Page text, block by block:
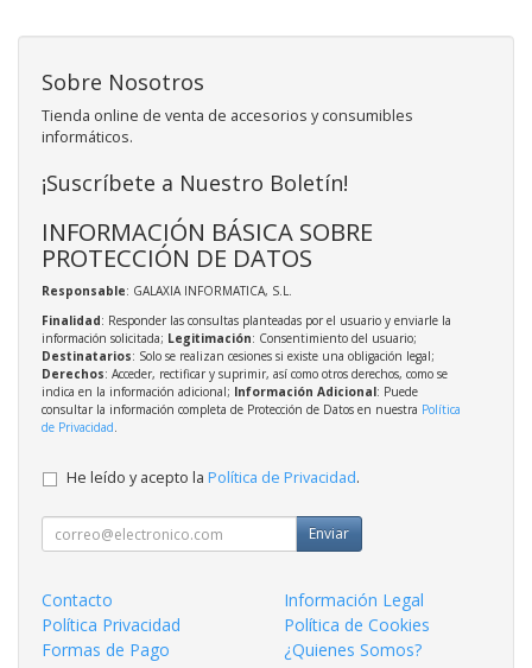
Sobre Nosotros
Tienda online de venta de accesorios y consumibles
informáticos.
¡Suscríbete a Nuestro Boletín!
INFORMACIÓN BÁSICA SOBRE
PROTECCIÓN DE DATOS
Responsable: GALAXIA INFORMATICA, S.L.
Finalidad: Responder las consultas planteadas por el usuario y enviarle la
información solicitada; Legitimación: Consentimiento del usuario;
Destinatarios: Solo se realizan cesiones si existe una obligación legal;
Derechos: Acceder, rectificar y suprimir, así como otros derechos, como se
indica en la información adicional; Información Adicional: Puede
consultar la información completa de Protección de Datos en nuestra Política
de Privacidad.
He leído y acepto la Política de Privacidad.
Enviar
Contacto
Información Legal
Política Privacidad
Política de Cookies
Formas de Pago
¿Quienes Somos?